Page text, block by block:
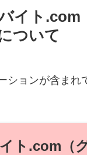
イト
ついて
ションが含まれ
ト.com（